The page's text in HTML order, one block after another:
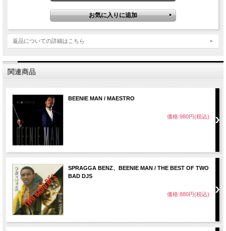
返品についての詳細はこちら
関連商品
BEENIE MAN / MAESTRO
価格:980円(税込)
SPRAGGA BENZ、BEENIE MAN / THE BEST OF TWO
BAD DJS
価格:880円(税込)